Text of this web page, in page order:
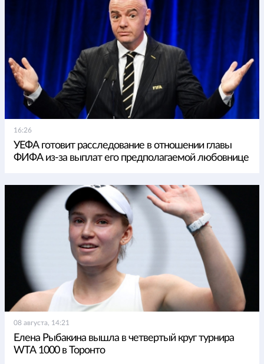
16:26
УЕФА готовит расследование в отношении главы
ФИФА из-за выплат его предполагаемой любовнице
08 августа, 14:21
Елена Рыбакина вышла в четвертый круг турнира
WTA 1000 в Торонто